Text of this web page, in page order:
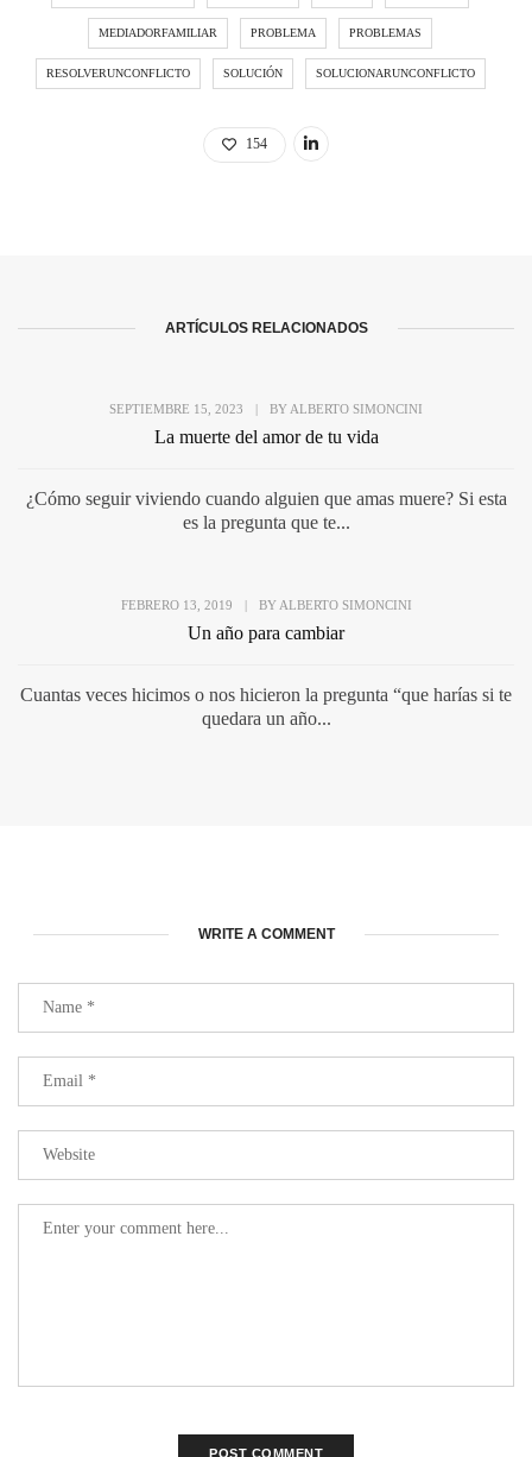
MEDIADORFAMILIAR PROBLEMA PROBLEMAS
RESOLVERUNCONFLICTO SOLUCIÓN SOLUCIONARUNCONFLICTO
154
ARTÍCULOS RELACIONADOS
SEPTIEMBRE 15, 2023 | BY ALBERTO SIMONCINI
La muerte del amor de tu vida
¿Cómo seguir viviendo cuando alguien que amas muere? Si esta
es la pregunta que te...
FEBRERO 13, 2019 | BY ALBERTO SIMONCINI
Un año para cambiar
Cuantas veces hicimos o nos hicieron la pregunta “que harías si te
quedara un año...
WRITE A COMMENT